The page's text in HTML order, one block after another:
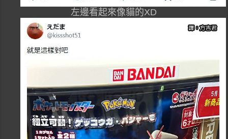
左邊看起來像貓的XD